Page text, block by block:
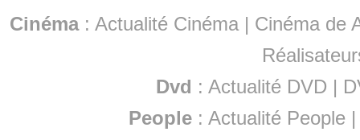
Cinéma: Actualité Cinéma | Cinéma de
Dvd : Actualité DVD |
People :Actualité People